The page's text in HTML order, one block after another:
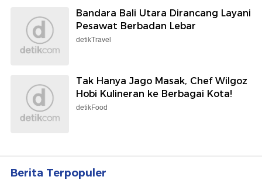
Bandara Bali Utara Dirancang Layani
Pesawat Berbadan Lebar
detikTravel
Tak Hanya Jago Masak, Chef Wilgoz
Hobi Kulineran ke Berbagai Kota!
detikFood
Berita Terpopuler